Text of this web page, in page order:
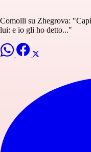
Comolli su Zhegrova:
lui: e io gli ho detto..."